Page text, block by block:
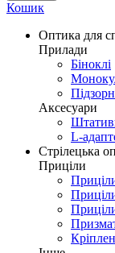
Кошик
Оптика для
Прилади
Біноклі
Аксесуари
L-
Стрілецька
Приціли